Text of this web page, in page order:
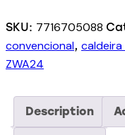
SKU: 7716705088
convencional, caldeira
ZWA24
Description